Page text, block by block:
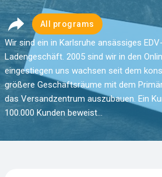
All programs
Wir sind ein in Karlsruhe ansässiges
Ladengeschäft. 2005 sind wir in den
eingestiegen uns wachsen seit dem
größere Geschäftsräume mit dem
das Versandzentrum auszubauen. Ein
100.000 Kunden beweist...